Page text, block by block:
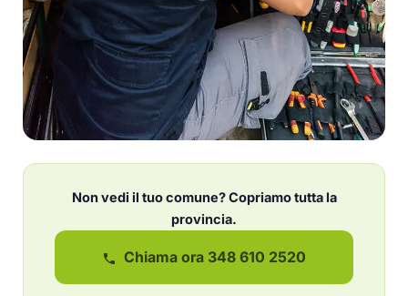
Non vedi il tuo comune? Copriamo tutta la
provincia.
Chiama ora 348 610 2520